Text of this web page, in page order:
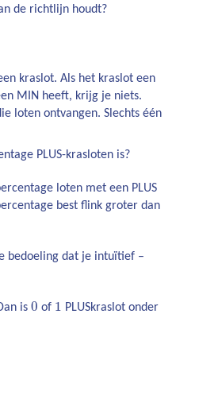
de richtlijn houdt?
kraslot. Als het kraslot een
MIN heeft, krijg je niets.
loten ontvangen. Slechts één
PLUS-krasloten is?
loten met een PLUS
best flink groter dan
bedoeling dat je intuïtief –
is 0 of 1 PLUSkraslot onder